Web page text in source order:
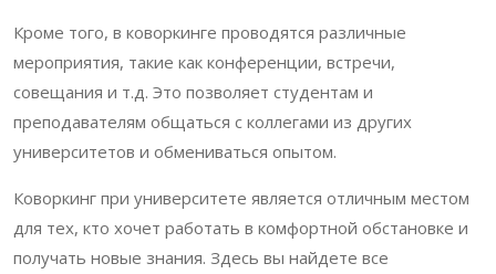
Кроме того, в коворкинге проводятся различные
мероприятия, такие как конференции, встречи,
совещания и т.д. Это позволяет студентам и
преподавателям общаться с коллегами из других
университетов и обмениваться опытом.
Коворкинг при университете является отличным местом
для тех, кто хочет работать в комфортной обстановке и
получать новые знания. Здесь вы найдете все